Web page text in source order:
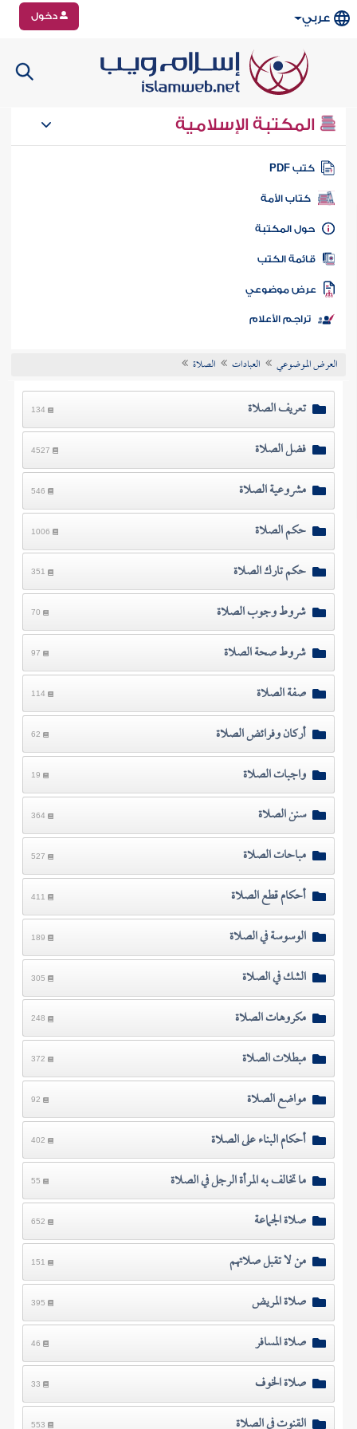
عربي دخول
المكتبة الإسلامية
كتب PDF
كتاب الأمة
المكتبة
الكتب
موضوعي
تراجم الأعلام
العرض الموضوعي العبادات الصلاة
تعريف الصلاة 134
فضل الصلاة 4527
مشروعية الصلاة 546
حكم الصلاة 1006
حكم تارك الصلاة 351
شروط وجوب الصلاة 70
شروط صحة الصلاة 97
صفة الصلاة 114
أركان وفرائض الصلاة 62
واجبات الصلاة 19
سنن الصلاة 364
مباحات الصلاة 527
أحكام قطع الصلاة 411
الوسوسة في الصلاة 189
الشك في الصلاة 305
مكروهات الصلاة 248
مبطلات الصلاة 372
مواضع الصلاة 92
أحكام البناء على الصلاة 402
ما تخالف به المرأة الرجل في الصلاة 55
صلاة الجماعة 652
من لا تقبل صلاتهم 151
صلاة المريض 395
صلاة المسافر 46
صلاة الخوف 33
553